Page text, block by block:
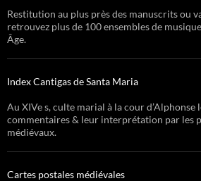
Restitution au plus près des manuscrits ou
retrouvez plus de 100 ensembles de
Âge.
Index Cantigas de Santa Maria
Au XIVe s, culte marial à la cour d’Alphonse
commentaires & leur interprétation par les
médiévaux.
Cartes postales médiévales